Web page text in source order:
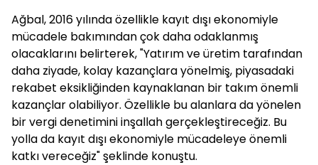
Ağbal, 2016 yılında özellikle kayıt dışı ekonomiyle
mücadele bakımından çok daha odaklanmış
olacaklarını belirterek, "Yatırım ve üretim tarafından
daha ziyade, kolay kazançlara yönelmiş, piyasadaki
rekabet eksikliğinden kaynaklanan bir takım önemli
kazançlar olabiliyor. Özellikle bu alanlara da yönelen
bir vergi denetimini inşallah gerçekleştireceğiz. Bu
yolla da kayıt dışı ekonomiyle mücadeleye önemli
katkı vereceğiz" şeklinde konuştu.